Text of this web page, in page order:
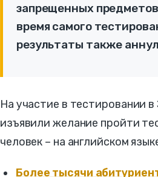
запрещенных
время самого
результаты также
На участие в тестировании
изъявили желание пройти
человек – на английском
Более тысячи